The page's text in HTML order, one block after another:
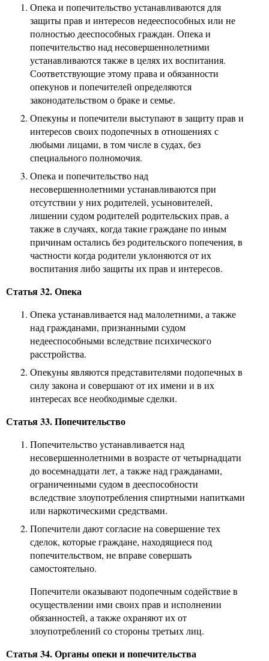
Опека и попечительство устанавливаются для
защиты прав и интересов недееспособных или не
полностью дееспособных граждан. Опека и
попечительство над несовершеннолетними
устанавливаются также в целях их воспитания.
Соответствующие этому права и обязанности
опекунов и попечителей определяются
законодательством о браке и семье.
Опекуны и попечители выступают в защиту прав и
интересов своих подопечных в отношениях с
любыми лицами, в том числе в судах, без
специального полномочия.
Опека и попечительство над
несовершеннолетними устанавливаются при
отсутствии у них родителей, усыновителей,
лишении судом родителей родительских прав, а
также в случаях, когда такие граждане по иным
причинам остались без родительского попечения, в
частности когда родители уклоняются от их
воспитания либо защиты их прав и интересов.
Статья 32. Опека
Опека устанавливается над малолетними, а также
над гражданами, признанными судом
недееспособными вследствие психического
расстройства.
Опекуны являются представителями подопечных в
силу закона и совершают от их имени и в их
интересах все необходимые сделки.
Статья 33. Попечительство
Попечительство устанавливается над
несовершеннолетними в возрасте от четырнадцати
до восемнадцати лет, а также над гражданами,
ограниченными судом в дееспособности
вследствие злоупотребления спиртными напитками
или наркотическими средствами.
Попечители дают согласие на совершение тех
сделок, которые граждане, находящиеся под
попечительством, не вправе совершать
самостоятельно.
Попечители оказывают подопечным содействие в
осуществлении ими своих прав и исполнении
обязанностей, а также охраняют их от
злоупотреблений со стороны третьих лиц.
Статья 34. Органы опеки и попечительства